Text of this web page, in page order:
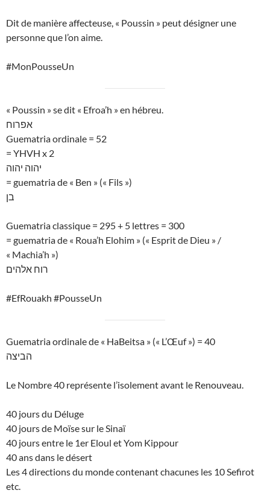
Dit de manière affecteuse, « Poussin » peut désigner une
personne que l’on aime.
#MonPousseUn
« Poussin » se dit « Efroa’h » en hébreu.
אפרוח
Guematria ordinale = 52
= YHVH x 2
יהוה יהוה
= guematria de « Ben » (« Fils »)
בן
Guematria classique = 295 + 5 lettres = 300
= guematria de « Roua’h Elohim » (« Esprit de Dieu » /
« Machia’h »)
רוח אלהים
#EfRouakh #PousseUn
Guematria ordinale de « HaBeitsa » (« L’Œuf ») = 40
הביצה
Le Nombre 40 représente l’isolement avant le Renouveau.
40 jours du Déluge
40 jours de Moïse sur le Sinaï
40 jours entre le 1er Eloul et Yom Kippour
40 ans dans le désert
Les 4 directions du monde contenant chacunes les 10 Sefirot
etc.